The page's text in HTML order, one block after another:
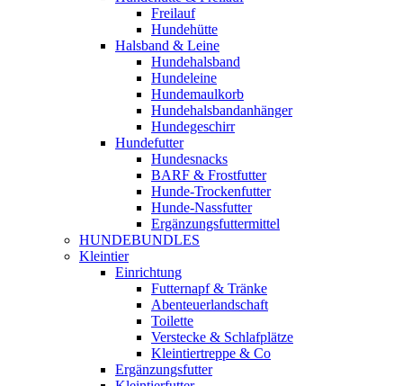
Freilauf
Hundehütte
Halsband & Leine
Hundehalsband
Hundeleine
Hundemaulkorb
Hundehalsbandanhänger
Hundegeschirr
Hundefutter
Hundesnacks
BARF & Frostfutter
Hunde-Trockenfutter
Hunde-Nassfutter
Ergänzungsfuttermittel
HUNDEBUNDLES
Kleintier
Einrichtung
Futternapf & Tränke
Abenteuerlandschaft
Toilette
Verstecke & Schlafplätze
Kleintiertreppe & Co
Ergänzungsfutter